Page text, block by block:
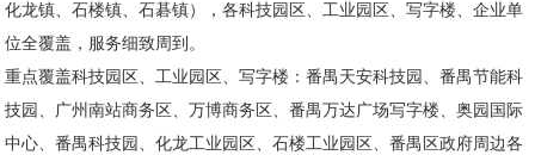
化龙镇、石楼镇、石碁镇），各科技园区、工业园区、写字楼、企业单
位全覆盖，服务细致周到。
重点覆盖科技园区、工业园区、写字楼：番禺天安科技园、番禺节能科
技园、广州南站商务区、万博商务区、番禺万达广场写字楼、奥园国际
中心、番禺科技园、化龙工业园区、石楼工业园区、番禺区政府周边各